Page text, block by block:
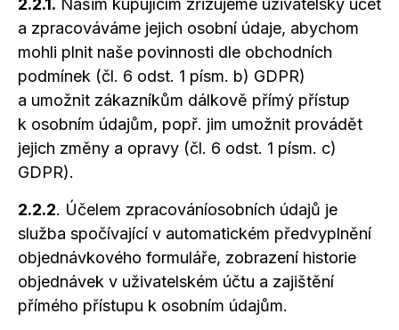
2.2.1. Našim kupujícím zřizujeme uživatelský účet
a zpracováváme jejich osobní údaje, abychom
mohli plnit naše povinnosti dle obchodních
podmínek (čl. 6 odst. 1 písm. b) GDPR)
a umožnit zákazníkům dálkově přímý přístup
k osobním údajům, popř. jim umožnit provádět
jejich změny a opravy (čl. 6 odst. 1 písm. c)
GDPR).
2.2.2. Účelem zpracováníosobních údajů je
služba spočívající v automatickém předvyplnění
objednávkového formuláře, zobrazení historie
objednávek v uživatelském účtu a zajištění
přímého přístupu k osobním údajům.